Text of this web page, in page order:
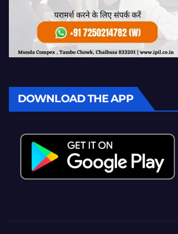
DOWNLOAD THE APP